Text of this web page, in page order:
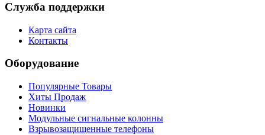
Служба поддержки
Карта сайта
Контакты
Оборудование
Популярные Товары
Хиты Продаж
Новинки
Модульные сигнальные колонны
Взрывозащищенные телефоны